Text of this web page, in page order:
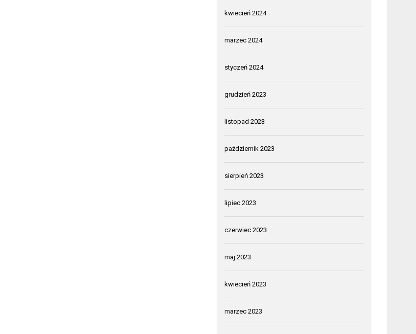
kwiecień 2024
marzec 2024
styczeń 2024
grudzień 2023
listopad 2023
październik 2023
sierpień 2023
lipiec 2023
czerwiec 2023
maj 2023
kwiecień 2023
marzec 2023